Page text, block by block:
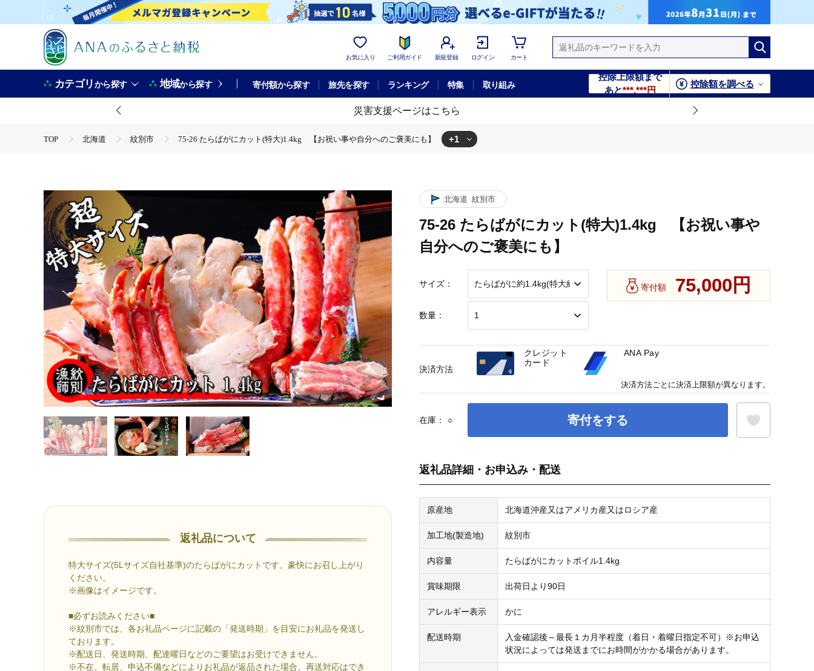
お気に入り ご利用ガイド 新規登録 ログイン カート
カテゴリから探す 地域から探す 寄付額から探す 旅先を探す ランキング 特集 取り組み
控除上限額まで
あと***,***円
控除額を調べる
災害支援ページはこちら
TOP 北海道 紋別市 75-26 たらばがにカット(特大)1.4kg 【お祝い事や自分へのご褒美にも】 +1
返礼品について
特大サイズ(5Lサイズ自社基準)のたらばがにカットです。豪快にお召し上がり
ください。
※画像はイメージです。
■必ずお読みください■
※紋別市では、各お礼品ページに記載の「発送時期」を目安にお礼品を発送し
ております。
※配送日、発送時期、配達曜日などのご要望はお受けできません。
※不在、転居、申込不備などによりお礼品が返品された場合、再送対応はでき
北海道 紋別市
75-26 たらばがにカット(特大)1.4kg 【お祝い事や
自分へのご褒美にも】
サイズ：
数量：
寄付額 75,000円
在庫： ○ 寄付をする
返礼品詳細・お申込み・配送
原産地 北海道沖産又はアメリカ産又はロシア産
加工地(製造地) 紋別市
内容量 たらばがにカットボイル1.4kg
賞味期限 出荷日より90日
アレルギー表示 かに
配送時期
入金確認後～最長１カ月半程度（着日・着曜日指定不可）※お申込
状況によっては発送までにお時間がかかる場合があります。
決済方法
クレジット
カード
ANA Pay
決済方法ごとに決済上限額が異なります。